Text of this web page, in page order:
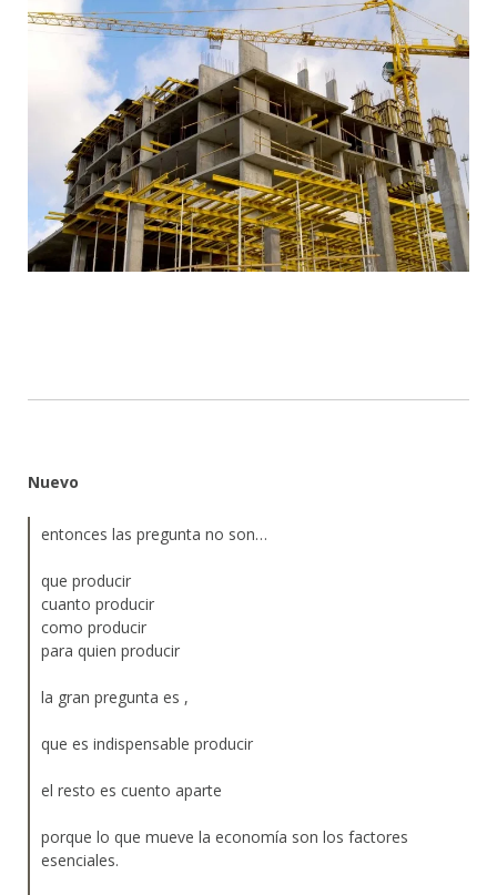
Nuevo
entonces las pregunta no son…
que producir
cuanto producir
como producir
para quien producir
la gran pregunta es ,
que es indispensable producir
el resto es cuento aparte
porque lo que mueve la economía son los factores
esenciales.